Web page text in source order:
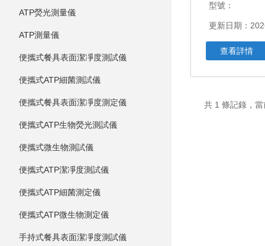
ATP熒光測量儀
ATP測量儀
便攜式餐具表面潔凈度測試儀
便攜式ATP細菌測試儀
便攜式餐具表面潔凈度測定儀
便攜式ATP生物熒光測試儀
便攜式微生物測試儀
便攜式ATP潔凈度測試儀
便攜式ATP細菌測定儀
便攜式ATP微生物測定儀
手持式餐具表面潔凈度測試儀
型號：
更新日期：
查看詳情
共 1 條記錄